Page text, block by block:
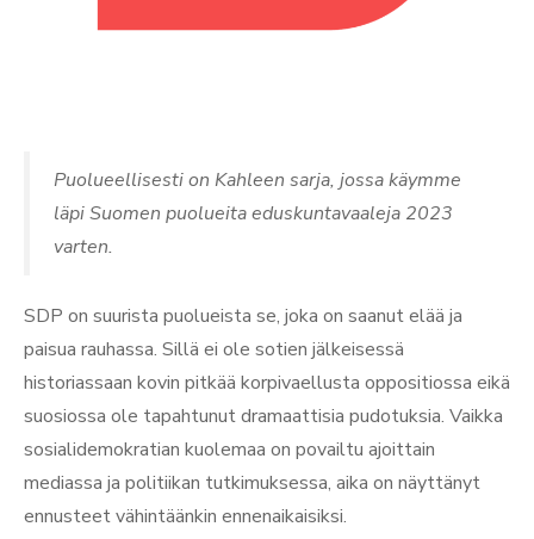
Puolueellisesti on Kahleen sarja, jossa käymme
läpi Suomen puolueita eduskuntavaaleja 2023
varten.
SDP on suurista puolueista se, joka on saanut elää ja
paisua rauhassa. Sillä ei ole sotien jälkeisessä
historiassaan kovin pitkää korpivaellusta oppositiossa eikä
suosiossa ole tapahtunut dramaattisia pudotuksia. Vaikka
sosialidemokratian kuolemaa on povailtu ajoittain
mediassa ja politiikan tutkimuksessa, aika on näyttänyt
ennusteet vähintäänkin ennenaikaisiksi.